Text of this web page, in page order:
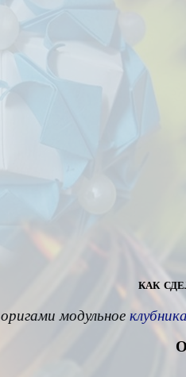
как
оригами модульное